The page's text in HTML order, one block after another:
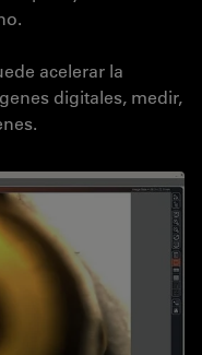
acelerar la
digitales, medir,